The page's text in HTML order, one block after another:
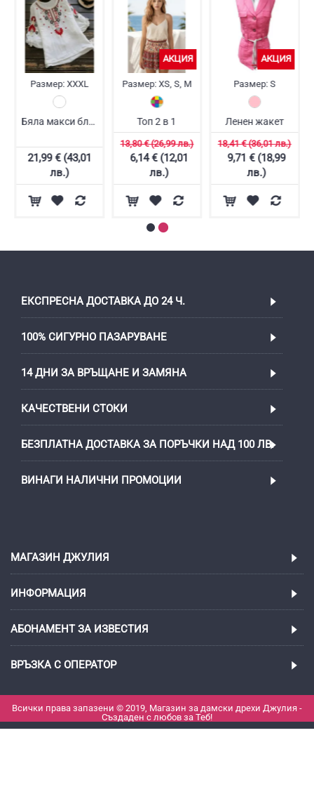
Размер: XXXL
Бяла макси блуза с бродерия
21,99 € (43,01
лв.)
АКЦИЯ
Размер: XS, S, M
Топ 2 в 1
13,80 € (26,99 лв.)
6,14 € (12,01
лв.)
АКЦИЯ
Размер: S
Ленен жакет
18,41 € (36,01 лв.)
9,71 € (18,99
лв.)
ЕКСПРЕСНА ДОСТАВКА ДО 24 Ч.
100% СИГУРНО ПАЗАРУВАНЕ
14 ДНИ ЗА ВРЪЩАНЕ И ЗАМЯНА
КАЧЕСТВЕНИ СТОКИ
БЕЗПЛАТНА ДОСТАВКА ЗА ПОРЪЧКИ НАД 100 ЛВ.
ВИНАГИ НАЛИЧНИ ПРОМОЦИИ
МАГАЗИН ДЖУЛИЯ
ИНФОРМАЦИЯ
АБОНАМЕНТ ЗА ИЗВЕСТИЯ
ВРЪЗКА С ОПЕРАТОР
Всички права запазени © 2019, Магазин за дамски дрехи Джулия -
Създаден с любов за Теб!